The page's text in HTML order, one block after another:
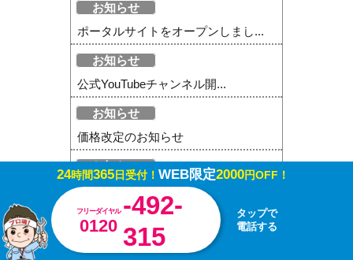
お知らせ
ポータルサイトをオープンしまし...
お知らせ
公式YouTubeチャンネル開...
お知らせ
価格改定のお知らせ
お知らせ
年末年始も休まず駆けつけます！
お知らせ
新型コロナウイルス感染症対策に...
24時間365日受付！ WEB限定2000円OFF！
フリーダイヤル
0120
-492-
315
タップで
電話する